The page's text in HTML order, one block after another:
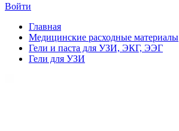
Войти
Главная
Медицинские расходные материалы
Гели и паста для УЗИ, ЭКГ, ЭЭГ
Гели для УЗИ